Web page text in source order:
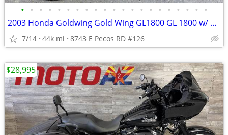
• • • • • • • • • • • • • • • • • • • • •
2003 Honda Goldwing Gold Wing GL1800 GL 1800 w/ Motor Trike Kit Low Mi
7/14 44k mi 8743 E Pecos RD #126
$28,995